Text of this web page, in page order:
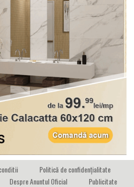
Politică de confidențialitate
Despre Anuntul Oficial
Publicitate